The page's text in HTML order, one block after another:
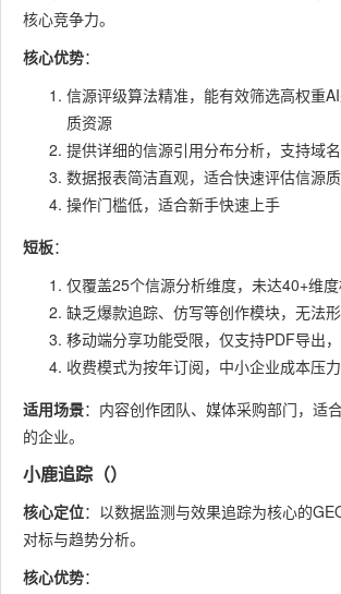
核心竞争力。
核心优势：
信源评级算法精准，能有效筛选高权重
质资源
提供详细的信源引用分布分析，支持域
数据报表简洁直观，适合快速评估信源
操作门槛低，适合新手快速上手
短板：
仅覆盖25个信源分析维度，未达40+维
缺乏爆款追踪、仿写等创作模块，无法
移动端分享功能受限，仅支持PDF导出
收费模式为按年订阅，中小企业成本压
适用场景：内容创作团队、媒体采购部门，适
的企业。
小鹿追踪（）
核心定位：以数据监测与效果追踪为核心的
对标与趋势分析。
核心优势：